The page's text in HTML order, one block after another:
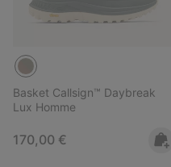
Basket Callsign™ Daybreak
Lux Homme
Regular price:
170,00 €